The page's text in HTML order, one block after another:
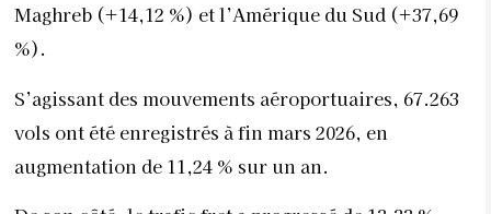
Maghreb (+14,12 %) et l’Amérique du Sud (+37,69
%).
S’agissant des mouvements aéroportuaires, 67.263
vols ont été enregistrés à fin mars 2026, en
augmentation de 11,24 % sur un an.